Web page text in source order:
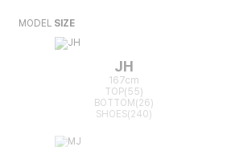
MODEL SIZE
JH
167cm
TOP(55)
BOTTOM(26)
SHOES(240)